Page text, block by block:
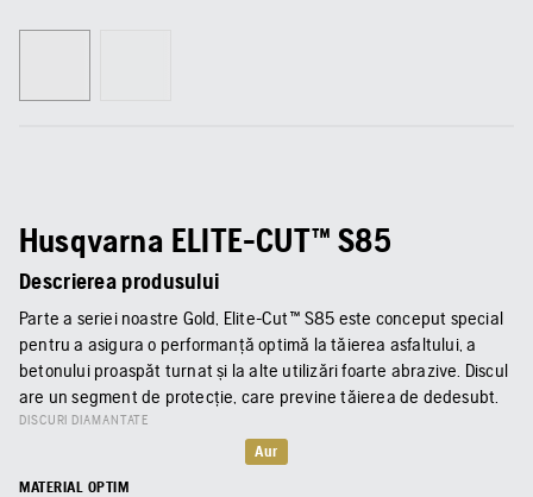
Husqvarna ELITE-CUT™ S85
Descrierea produsului
Parte a seriei noastre Gold, Elite-Cut™ S85 este conceput special
pentru a asigura o performanță optimă la tăierea asfaltului, a
betonului proaspăt turnat și la alte utilizări foarte abrazive. Discul
are un segment de protecție, care previne tăierea de dedesubt.
DISCURI DIAMANTATE
Aur
MATERIAL OPTIM